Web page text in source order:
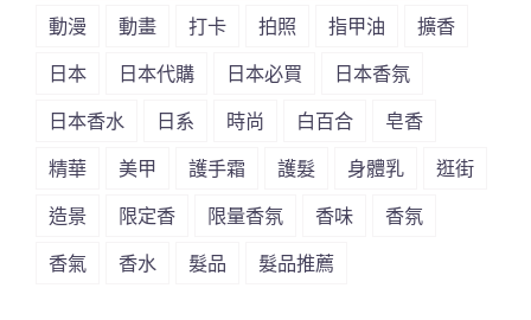
動漫 動畫 打卡 拍照 指甲油 擴香
日本 日本代購 日本必買 日本香氛
日本香水 日系 時尚 白百合 皂香
精華 美甲 護手霜 護髮 身體乳 逛街
造景 限定香 限量香氛 香味 香氛
香氣 香水 髮品 髮品推薦